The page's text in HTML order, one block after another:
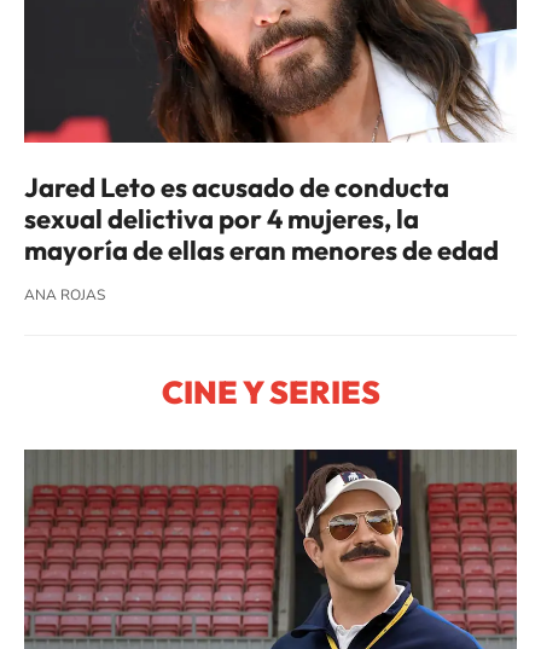
Jared Leto es acusado de conducta
sexual delictiva por 4 mujeres, la
mayoría de ellas eran menores de edad
ANA ROJAS
CINE Y SERIES